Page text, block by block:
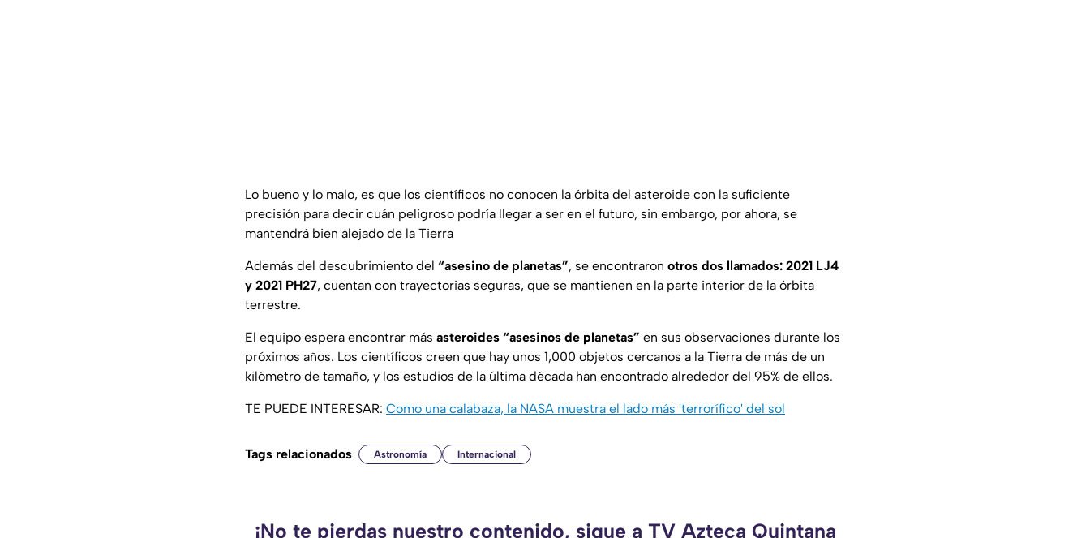
Lo bueno y lo malo, es que los científicos no conocen la órbita del asteroide con la suficiente
precisión para decir cuán peligroso podría llegar a ser en el futuro, sin embargo, por ahora, se
mantendrá bien alejado de la Tierra
Además del descubrimiento del “asesino de planetas”, se encontraron otros dos llamados: 2021 LJ4
y 2021 PH27, cuentan con trayectorias seguras, que se mantienen en la parte interior de la órbita
terrestre.
El equipo espera encontrar más asteroides “asesinos de planetas” en sus observaciones durante los
próximos años. Los científicos creen que hay unos 1,000 objetos cercanos a la Tierra de más de un
kilómetro de tamaño, y los estudios de la última década han encontrado alrededor del 95% de ellos.
TE PUEDE INTERESAR: Como una calabaza, la NASA muestra el lado más 'terrorífico' del sol
Tags relacionados Astronomía Internacional
¡No te pierdas nuestro contenido, sigue a TV Azteca Quintana